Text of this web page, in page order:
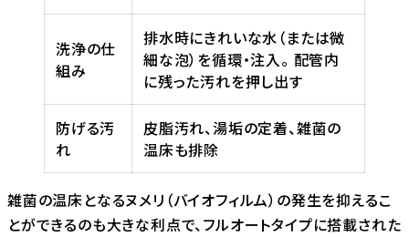
洗浄の仕
組み
排水時にきれいな水（または微
細な泡）を循環・注入。 配管内
に残った汚れを押し出す
防げる汚
れ
皮脂汚れ、湯垢の定着、雑菌の
温床も排除
雑菌の温床となるヌメリ（バイオフィルム）の発生を抑えるこ
とができるのも大きな利点で、フルオートタイプに搭載された